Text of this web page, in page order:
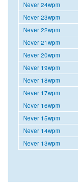
Never 24wpm
Never 23wpm
Never 22wpm
Never 21wpm
Never 20wpm
Never 19wpm
Never 18wpm
Never 17wpm
Never 16wpm
Never 15wpm
Never 14wpm
Never 13wpm